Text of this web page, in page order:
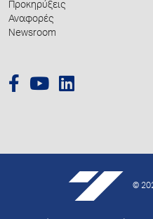
Προκηρύξεις
Αναφορές
Newsroom
©